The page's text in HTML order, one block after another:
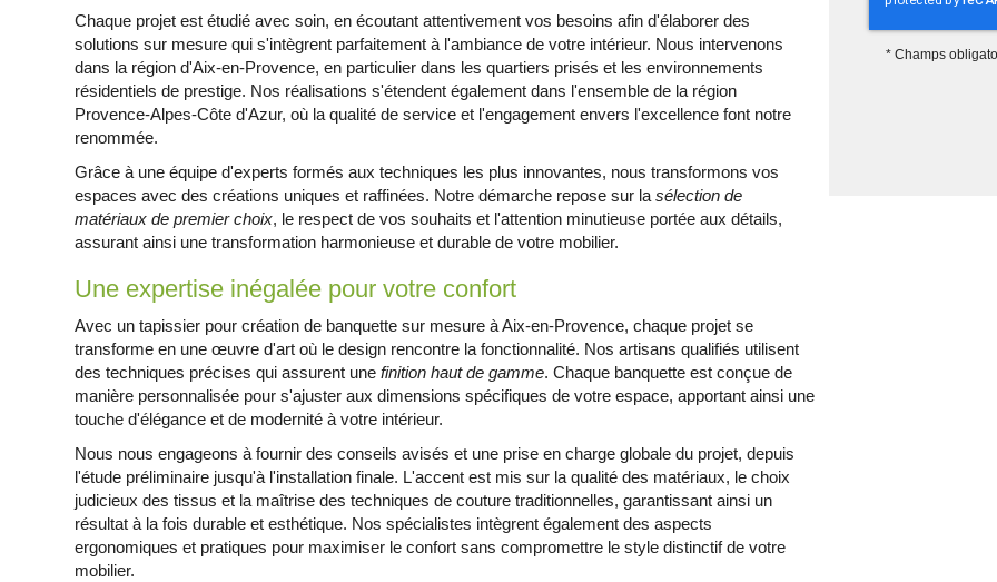
Chaque projet est étudié avec soin, en écoutant attentivement vos besoins afin d'élaborer des
solutions sur mesure qui s'intègrent parfaitement à l'ambiance de votre intérieur. Nous intervenons
dans la région d'Aix-en-Provence, en particulier dans les quartiers prisés et les environnements
résidentiels de prestige. Nos réalisations s'étendent également dans l'ensemble de la région
Provence-Alpes-Côte d'Azur, où la qualité de service et l'engagement envers l'excellence font notre
renommée.
Grâce à une équipe d'experts formés aux techniques les plus innovantes, nous transformons vos
espaces avec des créations uniques et raffinées. Notre démarche repose sur lasélection de
matériaux de premier choix, le respect de vos souhaits et l'attention minutieuse portée aux détails,
assurant ainsi une transformation harmonieuse et durable de votre mobilier.
Une expertise inégalée pour votre confort
Avec un tapissier pour création de banquette sur mesure à Aix-en-Provence, chaque projet se
transforme en une œuvre d'art où le design rencontre la fonctionnalité. Nos artisans qualifiés utilisent
des techniques précises qui assurent unefinition haut de gamme. Chaque banquette est conçue de
manière personnalisée pour s'ajuster aux dimensions spécifiques de votre espace, apportant ainsi une
touche d'élégance et de modernité à votre intérieur.
Nous nous engageons à fournir des conseils avisés et une prise en charge globale du projet, depuis
l'étude préliminaire jusqu'à l'installation finale. L'accent est mis sur la qualité des matériaux, le choix
judicieux des tissus et la maîtrise des techniques de couture traditionnelles, garantissant ainsi un
résultat à la fois durable et esthétique. Nos spécialistes intègrent également des aspects
ergonomiques et pratiques pour maximiser le confort sans compromettre le style distinctif de votre
mobilier.
* Champs